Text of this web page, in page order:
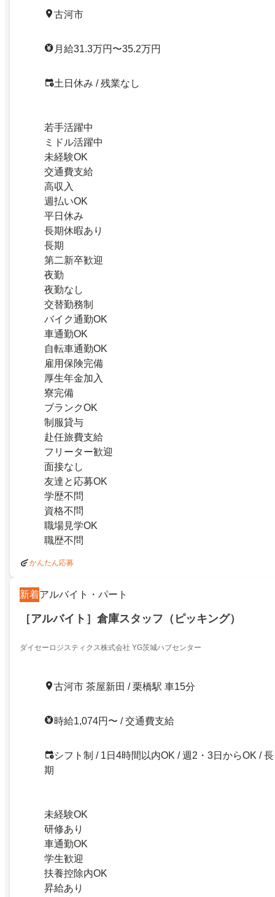
古河市
月給31.3万円〜35.2万円
土日休み / 残業なし
若手活躍中
ミドル活躍中
未経験OK
交通費支給
高収入
週払いOK
平日休み
長期休暇あり
長期
第二新卒歓迎
夜勤
夜勤なし
交替勤務制
バイク通勤OK
車通勤OK
自転車通勤OK
雇用保険完備
厚生年金加入
寮完備
ブランクOK
制服貸与
赴任旅費支給
フリーター歓迎
面接なし
友達と応募OK
学歴不問
資格不問
職場見学OK
職歴不問
かんたん応募
新着アルバイト・パート
［アルバイト］倉庫スタッフ（ピッキング）
ダイセーロジスティクス株式会社 YG茨城ハブセンター
古河市 茶屋新田 / 栗橋駅 車15分
時給1,074円〜 / 交通費支給
シフト制 / 1日4時間以内OK / 週2・3日からOK / 長
期
未経験OK
研修あり
車通勤OK
学生歓迎
扶養控除内OK
昇給あり